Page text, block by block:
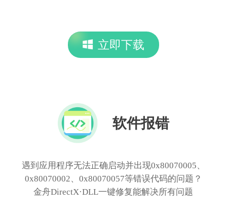
立即下载
软件报错
遇到应用程序无法正确启动并出现0x80070005、
0x80070002、0x80070057等错误代码的问题？
金舟DirectX·DLL一键修复能解决所有问题